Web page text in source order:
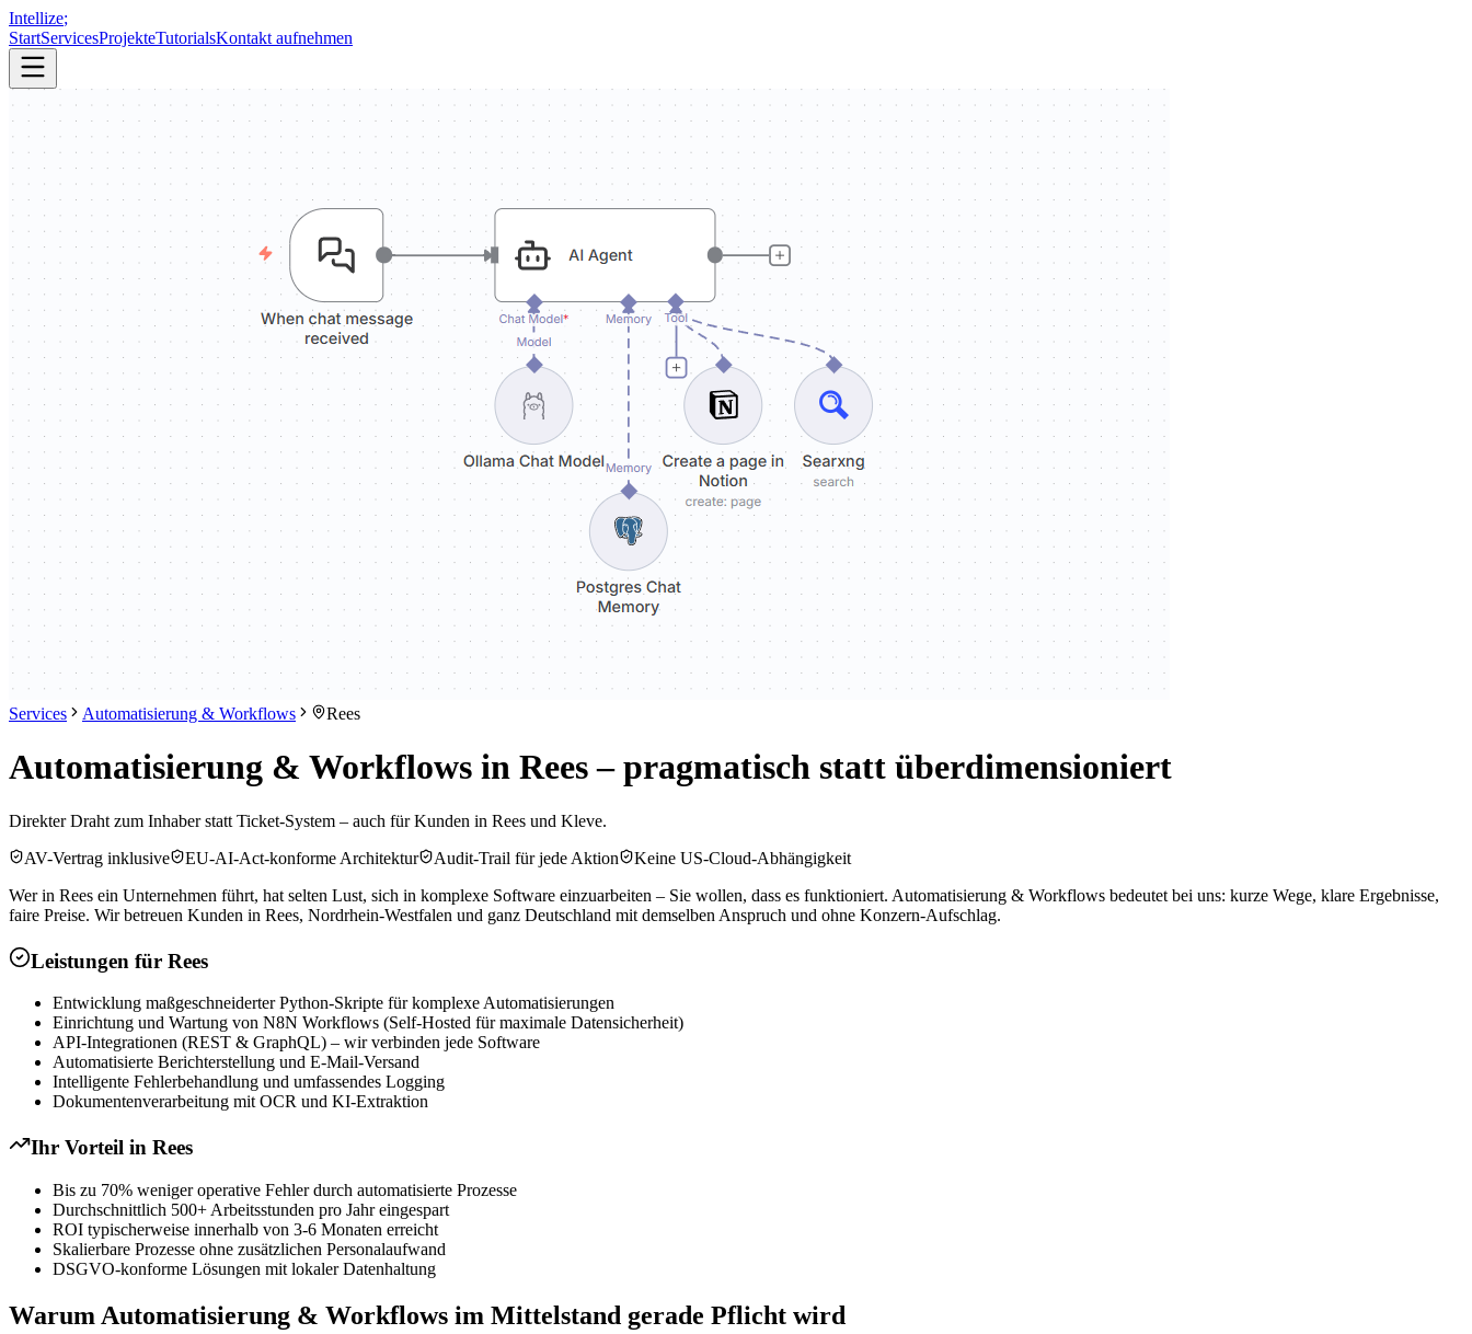
Intellize;
StartServicesProjekteTutorialsKontakt aufnehmen
Services Automatisierung & Workflows Rees
Automatisierung & Workflows in Rees – pragmatisch statt überdimensioniert
Direkter Draht zum Inhaber statt Ticket-System – auch für Kunden in Rees und Kleve.
AV-Vertrag inklusive
EU-AI-Act-konforme Architektur Audit-Trail für jede Aktion
Keine US-Cloud-Abhängigkeit
Wer in Rees ein Unternehmen führt, hat selten Lust, sich in komplexe Software einzuarbeiten – Sie wollen, dass es funktioniert. Automatisierung & Workflows bedeutet bei uns: kurze Wege, klare Ergebnisse,
faire Preise. Wir betreuen Kunden in Rees, Nordrhein-Westfalen und ganz Deutschland mit demselben Anspruch und ohne Konzern-Aufschlag.
Leistungen für Rees
Entwicklung maßgeschneiderter Python-Skripte für komplexe Automatisierungen
Einrichtung und Wartung von N8N Workflows (Self-Hosted für maximale Datensicherheit)
API-Integrationen (REST & GraphQL) – wir verbinden jede Software
Automatisierte Berichterstellung und E-Mail-Versand
Intelligente Fehlerbehandlung und umfassendes Logging
Dokumentenverarbeitung mit OCR und KI-Extraktion
Ihr Vorteil in Rees
Bis zu 70% weniger operative Fehler durch automatisierte Prozesse
Durchschnittlich 500+ Arbeitsstunden pro Jahr eingespart
ROI typischerweise innerhalb von 3-6 Monaten erreicht
Skalierbare Prozesse ohne zusätzlichen Personalaufwand
DSGVO-konforme Lösungen mit lokaler Datenhaltung
Warum Automatisierung & Workflows im Mittelstand gerade Pflicht wird